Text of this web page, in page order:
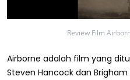
Review Film
Airborne adalah film yang
Steven Hancock dan